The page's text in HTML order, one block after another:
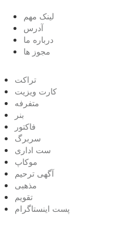
لینک مهم
آدرس
درباره ما
مجوز ها
تراکت
کارت ویزیت
متفرفه
بنر
فاکتور
سربرگ
ست اداری
موکاپ
آگهی ترحیم
مذهبی
تقویم
پست اینستاگرام